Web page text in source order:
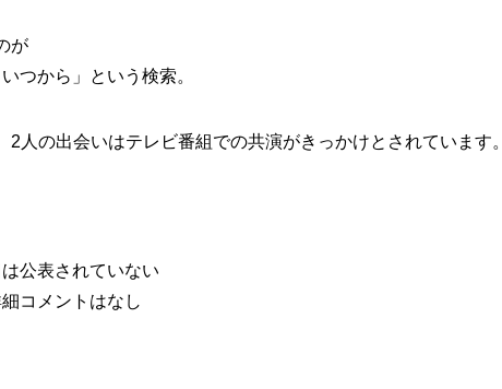
が
つから」という検索。
2人の出会いはテレビ番組での共演がきっかけとされています。
公表されていない
コメントはなし